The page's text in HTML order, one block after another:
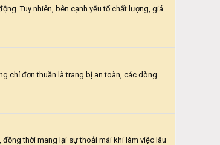
Tuy nhiên, bên cạnh yếu tố chất lượng, giá
chỉ đơn thuần là trang bị an toàn, các dòng
thời mang lại sự thoải mái khi làm việc lâu